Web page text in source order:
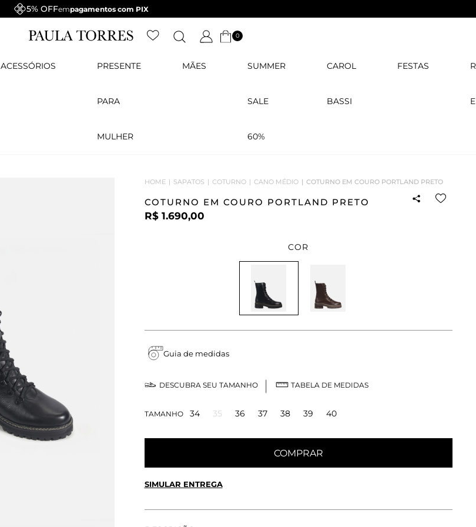
5% OFFempagamentos com PIX
0
ACESSÓRIOS PRESENTE
PARA
MULHER
MÃES SUMMER
SALE
60%
CAROL
BASSI
FESTAS
HOME SAPATOS COTURNO CANO MÉDIO COTURNO EM COURO PORTLAND PRETO
COTURNO EM COURO PORTLAND PRETO
R$ 1.690,00
COR
Guia de medidas
DESCUBRA SEU TAMANHO TABELA DE MEDIDAS
TAMANHO 34 35 36 37 38 39 40
COMPRAR
SIMULAR ENTREGA